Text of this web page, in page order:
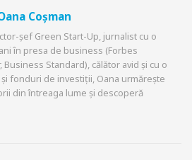
Coșman
șef Green Start-Up, jurnalist cu o
în presa de business (Forbes
Business Standard), călător avid și cu o
fonduri de investiții, Oana urmărește
din întreaga lume și descoperă